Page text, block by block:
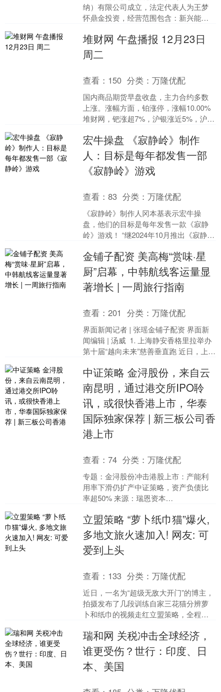
纳）有限公司成立，法定代表人为王梦
怀鼎金投资，经营范围包含：新兴能源
电池销售；集中式快速充电站....
堆财网 午盘播报 12月23日
周二
查看： 150 分类：万隆优配
国内商品期货早盘收盘，主力合约多数
上涨。涨幅方面，铂涨停，涨幅10.00%
堆财网，钯涨超7%，沪银涨近5%，沪
油、原油、PV....
宏牛操盘 《寂静岭》制作
人：目标是每年都发售一部
《寂静岭》游戏
查看：83 分类：万隆优配
《寂静岭》制作人冈本基表示宏牛操
盘，他们的目标是每年发售一款《寂静
岭》游戏！ “继2024年10月推出《寂静岭
2025年9月推....
金铺子配资 美高梅“赏味·星
厨”启幕，中韩航线客运量显
著增长 | 一周旅行指南
查看：201 分类：万隆优配
界面新闻记者 | 张瑶金铺子配资 界面新
闻编辑 | 汤威 ​ 1. 上海静安香格里拉举办
第十届“越向未来”慈善垂直跑 近日，上海
中证策略 金浔股份，来自云
南昆明，通过港交所IPO聆
讯，或很快香港上市，华泰
国际独家保荐 | 新三板公司香
港上市
查看：74 分类：万隆优配
专题：金浔股份冲击港股上市：产能利
用率下滑仍扩产中证策略，资产负债比
率超50% 来源：瑞恩资本
云南昆明....
立盟策略 “萝卜纸巾猫”爆火,
多地文旅火速加入! 网友: 可
爱到上头
查看： 133 分类：万隆优配
近日，一名为“超级无敌大开门”的博主，
拍摄发布了几段训练自家三花猫分辨萝
卜和纸巾的视频走红立盟策略，全程主
全网关注和模仿。....
瑞和网 关税冲击全球经济，
谁更受伤？世行：印度、日
本、美国